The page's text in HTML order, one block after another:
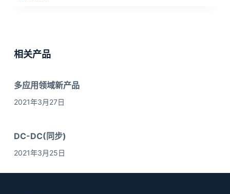
相关产品
多应用领域新产品
2021年3月27日
DC-DC(同步)
2021年3月25日